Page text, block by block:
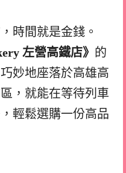
時間就是金錢。
左營高鐵店》 的
妙地座落於高雄高
，就能在等待列車
輕鬆選購一份高品